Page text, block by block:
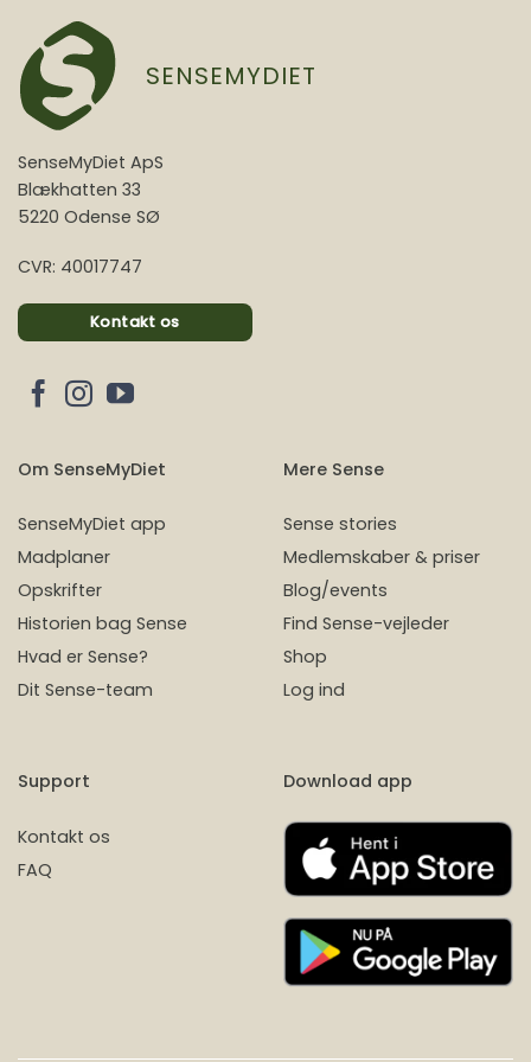
SENSEMYDIET
SenseMyDiet ApS
Blækhatten 33
5220 Odense SØ
CVR: 40017747
Kontakt os
Om SenseMyDiet
SenseMyDiet app
Madplaner
Opskrifter
Historien bag Sense
Hvad er Sense?
Dit Sense-team
Mere Sense
Sense stories
Medlemskaber & priser
Blog/events
Find Sense-vejleder
Shop
Log ind
Support
Kontakt os
FAQ
Download app